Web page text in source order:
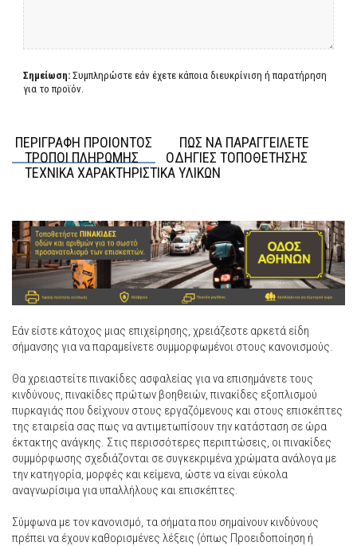
Σημείωση: Συμπληρώστε εάν έχετε κάποια διευκρίνιση ή παρατήρηση
για το προϊόν.
ΠΕΡΙΓΡΑΦΗ ΠΡΟΙΟΝΤΟΣ
ΠΩΣ ΝΑ ΠΑΡΑΓΓΕΙΛΕΤΕ
ΤΡΟΠΟΙ ΠΛΗΡΩΜΗΣ
ΟΔΗΓΙΕΣ ΤΟΠΟΘΕΤΗΣΗΣ
ΤΕΧΝΙΚΑ ΧΑΡΑΚΤΗΡΙΣΤΙΚΑ ΥΛΙΚΩΝ
Εάν είστε κάτοχος μιας επιχείρησης, χρειάζεστε αρκετά είδη
σήμανσης για να παραμείνετε συμμορφωμένοι στους κανονισμούς.
Θα χρειαστείτε πινακίδες ασφαλείας για να επισημάνετε τους
κινδύνους, πινακίδες πρώτων βοηθειών, πινακίδες εξοπλισμού
πυρκαγιάς που δείχνουν στους εργαζόμενους και στους επισκέπτες
της εταιρεία σας πως να αντιμετωπίσουν την κατάσταση σε ώρα
έκτακτης ανάγκης. Στις περισσότερες περιπτώσεις, οι πινακίδες
συμμόρφωσης σχεδιάζονται σε συγκεκριμένα χρώματα ανάλογα με
την κατηγορία, μορφές και κείμενα, ώστε να είναι εύκολα
αναγνωρίσιμα για υπαλλήλους και επισκέπτες.
Σύμφωνα με τον κανονισμό, τα σήματα που σημαίνουν κινδύνους
πρέπει να έχουν καθορισμένες λέξεις (όπως Προειδοποίηση ή